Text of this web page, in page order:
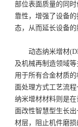
部位表面质量的同
靠性，增强了设备
态，从而延长设备的
动态纳米增材
及机械再制造领域
用于所有合金材质
面处理方式工艺流
纳米增材材料则是
面改性智慧型生长
材层，阻止机件磨